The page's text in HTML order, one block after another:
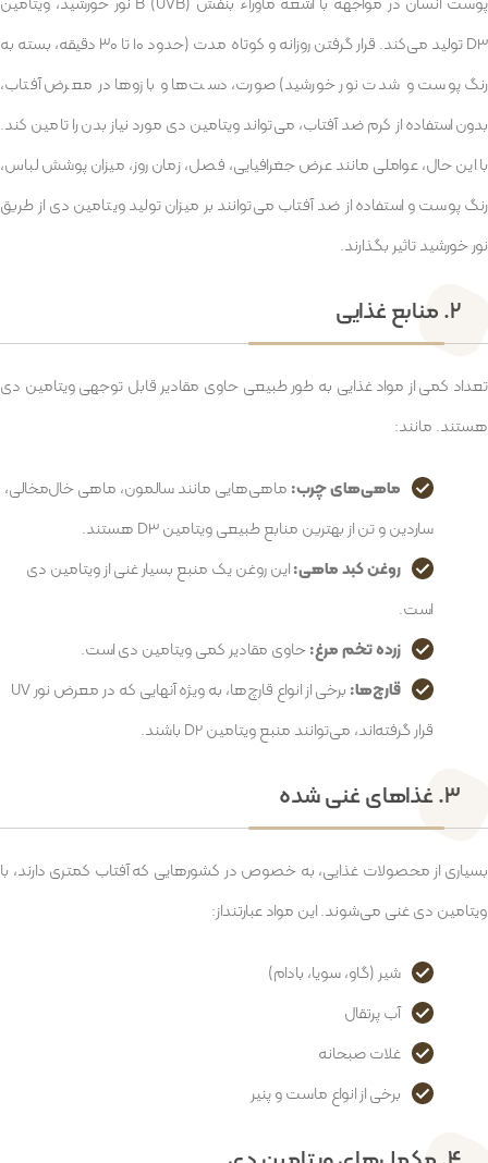
D3 تولید می‌کند. قرار گرفتن روزانه و کوتاه مدت (حدود ۱۰ تا ۳۰ دقیقه، بسته به
رنگ پوست و شدت نور خورشید) صورت، دست‌ها و بازوها در معرض آفتاب،
بدون استفاده از کرم ضد آفتاب، می‌تواند ویتامین دی مورد نیاز بدن را تامین کند.
با این حال، عواملی مانند عرض جغرافیایی، فصل، زمان روز، میزان پوشش لباس،
رنگ پوست و استفاده از ضد آفتاب می‌توانند بر میزان تولید ویتامین دی از طریق
نور خورشید تاثیر بگذارند.
۲. منابع غذایی
تعداد کمی از مواد غذایی به طور طبیعی حاوی مقادیر قابل توجهی ویتامین دی
هستند. مانند:
ماهی‌های چرب:ماهی‌هایی مانند سالمون، ماهی خال‌مخالی،
ساردین و تن از بهترین منابع طبیعی ویتامین D3 هستند.
روغن کبد ماهی:این روغن یک منبع بسیار غنی از ویتامین دی
است.
زرده تخم مرغ:حاوی مقادیر کمی ویتامین دی است.
قارچ‌ها:
برخی از انواع قارچ‌ها، به ویژه آنهایی که در معرض نور UV
قرار گرفته‌اند، می‌توانند منبع ویتامین D2 باشند.
۳. غذاهای غنی شده
بسیاری از محصولات غذایی، به خصوص در کشورهایی که آفتاب کمتری دارند، با
ویتامین دی غنی می‌شوند. این مواد عبارتنداز:
شیر (گاو، سویا، بادام)
آب پرتقال
غلات صبحانه
برخی از انواع ماست و پنیر